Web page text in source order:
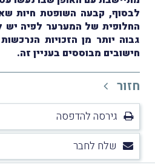
לבסוף, קבעה השופטת חיות
גבוה יותר מן הזכויות
חישובים מבוססים בעניין זה.
חזור
גירסה להדפסה
שלח לחבר